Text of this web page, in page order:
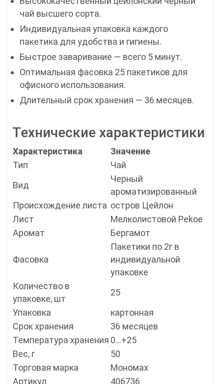
чай высшего сорта.
Индивидуальная упаковка каждого
пакетика для удобства и гигиены.
Быстрое заваривание — всего 5 минут.
Оптимальная фасовка 25 пакетиков для
офисного использования.
Длительный срок хранения — 36 месяцев.
Технические характеристики
Характеристика
Значение
Тип
Чай
Вид
Черный
ароматизированный
Происхождение листа остров Цейлон
Лист
Мелколистовой Pekoe
Аромат
Бергамот
Фасовка
Пакетики по 2г в
индивидуальной
упаковке
Количество в
упаковке, шт
25
Упаковка
картонная
Срок хранения
36 месяцев
Температура хранения 0...+25
Вес, г
50
Торговая марка
Мономах
Артикул
406736